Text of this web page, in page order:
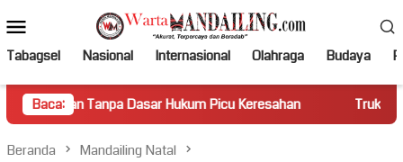
ke
kontenMobile
Tabagsel Nasional Internasional Olahraga Budaya
Baca:
Dasar Hukum Picu Keresahan Truk Miring Hambat
Beranda Mandailing Natal